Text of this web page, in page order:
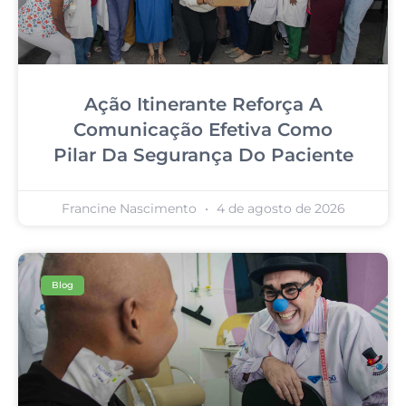
Ação Itinerante Reforça A
Comunicação Efetiva Como
Pilar Da Segurança Do Paciente
Francine Nascimento 4 de agosto de 2026
Blog